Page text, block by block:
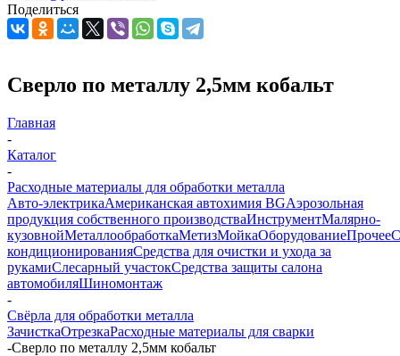
Поделиться
Сверло по металлу 2,5мм кобальт
Главная
-
Каталог
-
Расходные материалы для обработки металла
Авто-электрикаАмериканская автохимия BGАэрозольная
продукция собственного производстваИнструментМалярно-
кузовнойМеталлообработкаМетизМойкаОборудованиеПрочее
кондиционированияСредства для очистки и ухода за
рукамиСлесарный участокСредства защиты салона
автомобиляШиномонтаж
-
Свёрла для обработки металла
ЗачисткаОтрезкаРасходные материалы для сварки
-Сверло по металлу 2,5мм кобальт